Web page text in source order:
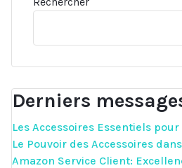
Derniers
Les Accessoires Essentiels
Le Pouvoir des Accessoires
Amazon Service Client: